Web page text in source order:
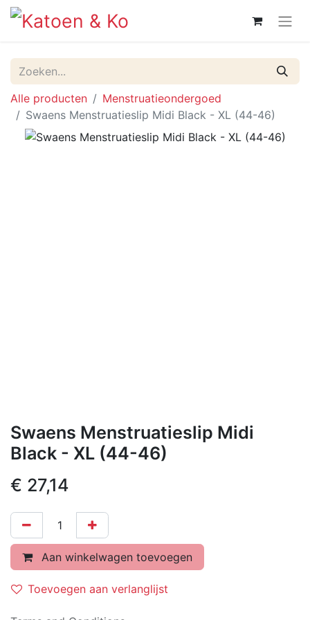
Alle producten
Menstruatieondergoed
Swaens Menstruatieslip Midi Black - XL (44-46)
Swaens Menstruatieslip Midi
Black - XL (44-46)
€ 27,14
Aan winkelwagen toevoegen
Toevoegen aan verlanglijst